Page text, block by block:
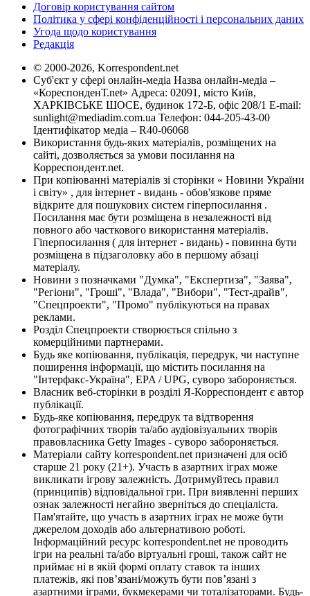
Договір користування сайтом
Політика у сфері конфіденційності і персональних даних
Угода щодо користування
Редакція
© 2000-2026, Korrespondent.net
Суб'єкт у сфері онлайн-медіа Назва онлайн-медіа –
«КореспонденТ.net» Адреса: 02091, місто Київ,
ХАРКІВСЬКЕ ШОСЕ, будинок 172-Б, офіс 208/1 E-mail:
sunlight@mediadim.com.ua Телефон: 044-205-43-00
Ідентифікатор медіа – R40-06068
Використання будь-яких матеріалів, розміщених на
сайті, дозволяється за умови посилання на
Корреспондент.net.
При копіюванні матеріалів зі сторінки « Новини України
і світу» , для інтернет - видань - обов'язкове пряме
відкрите для пошукових систем гіперпосилання .
Посилання має бути розміщена в незалежності від
повного або часткового використання матеріалів.
Гіперпосилання ( для інтернет - видань) - повинна бути
розміщена в підзаголовку або в першому абзаці
матеріалу.
Новини з позначками "Думка", "Експертиза", "Заява",
"Регіони", "Гроші", "Влада", "Вибори", "Тест-драйв",
"Спецпроекти", "Промо" публікуються на правах
реклами.
Розділ Спецпроекти створюється спільно з
комерційними партнерами.
Будь яке копіювання, публікація, передрук, чи наступне
поширення інформації, що містить посилання на
"Інтерфакс-Україна", EPA / UPG, суворо забороняється.
Власник веб-сторінки в розділі Я-Корреспондент є автор
публікації.
Будь-яке копіювання, передрук та відтворення
фотографічних творів та/або аудіовізуальних творів
правовласника Getty Images - суворо забороняється.
Матеріали сайту korrespondent.net призначені для осіб
старше 21 року (21+). Участь в азартних іграх може
викликати ігрову залежність. Дотримуйтесь правил
(принципів) відповідальної гри. При виявленні перших
ознак залежності негайно зверніться до спеціаліста.
Пам'ятайте, що участь в азартних іграх не може бути
джерелом доходів або альтернативою роботі.
Інформаційний ресурс korrespondent.net не проводить
ігри на реальні та/або віртуальні гроші, також сайт не
приймає ні в якій формі оплату ставок та інших
платежів, які пов’язані/можуть бути пов’язані з
азартними іграми, букмекерами чи тоталізаторами. Будь-